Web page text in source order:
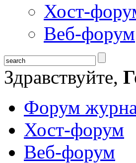
Хост-
Веб-форум
Здравствуйте,
Форум
Хост-форум
Веб-форум